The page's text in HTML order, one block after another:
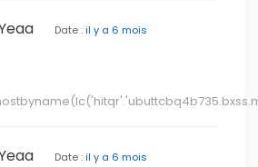
Date :il y a 6 mois
Date :il y a 6 mois